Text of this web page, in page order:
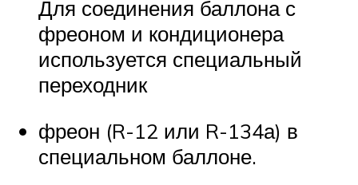
Для соединения баллона с
фреоном и кондиционера
используется специальный
переходник
фреон (R-12 или R-134а) в
специальном баллоне.